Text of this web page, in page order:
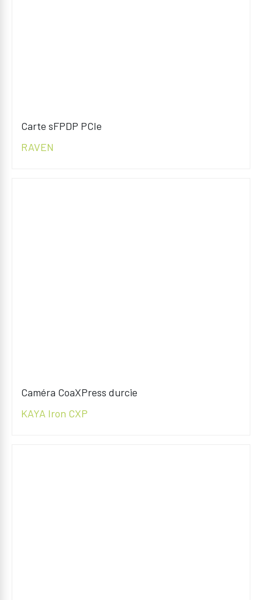
Carte sFPDP PCIe
RAVEN
Caméra CoaXPress durcie
KAYA Iron CXP